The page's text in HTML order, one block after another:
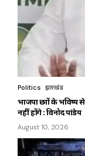
Politics झारखंड
भाजपा छात्रों के
नहीं होंगे : विनोद पांडेय
August 10, 2026